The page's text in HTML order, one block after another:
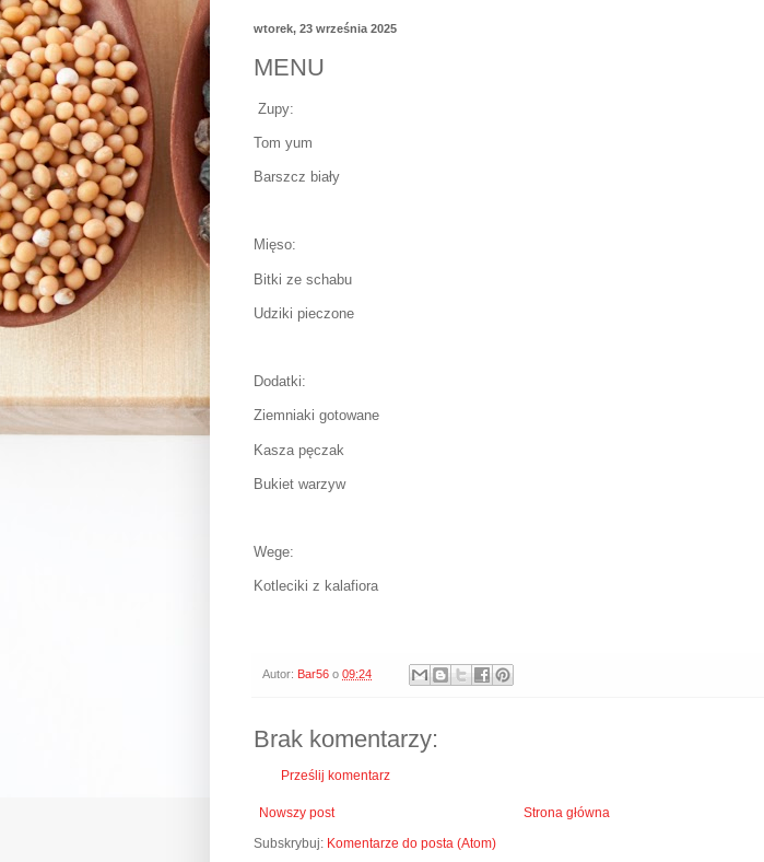
wtorek, 23 września 2025
MENU
Zupy:
Tom yum
Barszcz biały
Mięso:
Bitki ze schabu
Udziki pieczone
Dodatki:
Ziemniaki gotowane
Kasza pęczak
Bukiet warzyw
Wege:
Kotleciki z kalafiora
Autor: Bar56 o 09:24
Brak komentarzy:
Prześlij komentarz
Nowszy post
Strona główna
Subskrybuj: Komentarze do posta (Atom)